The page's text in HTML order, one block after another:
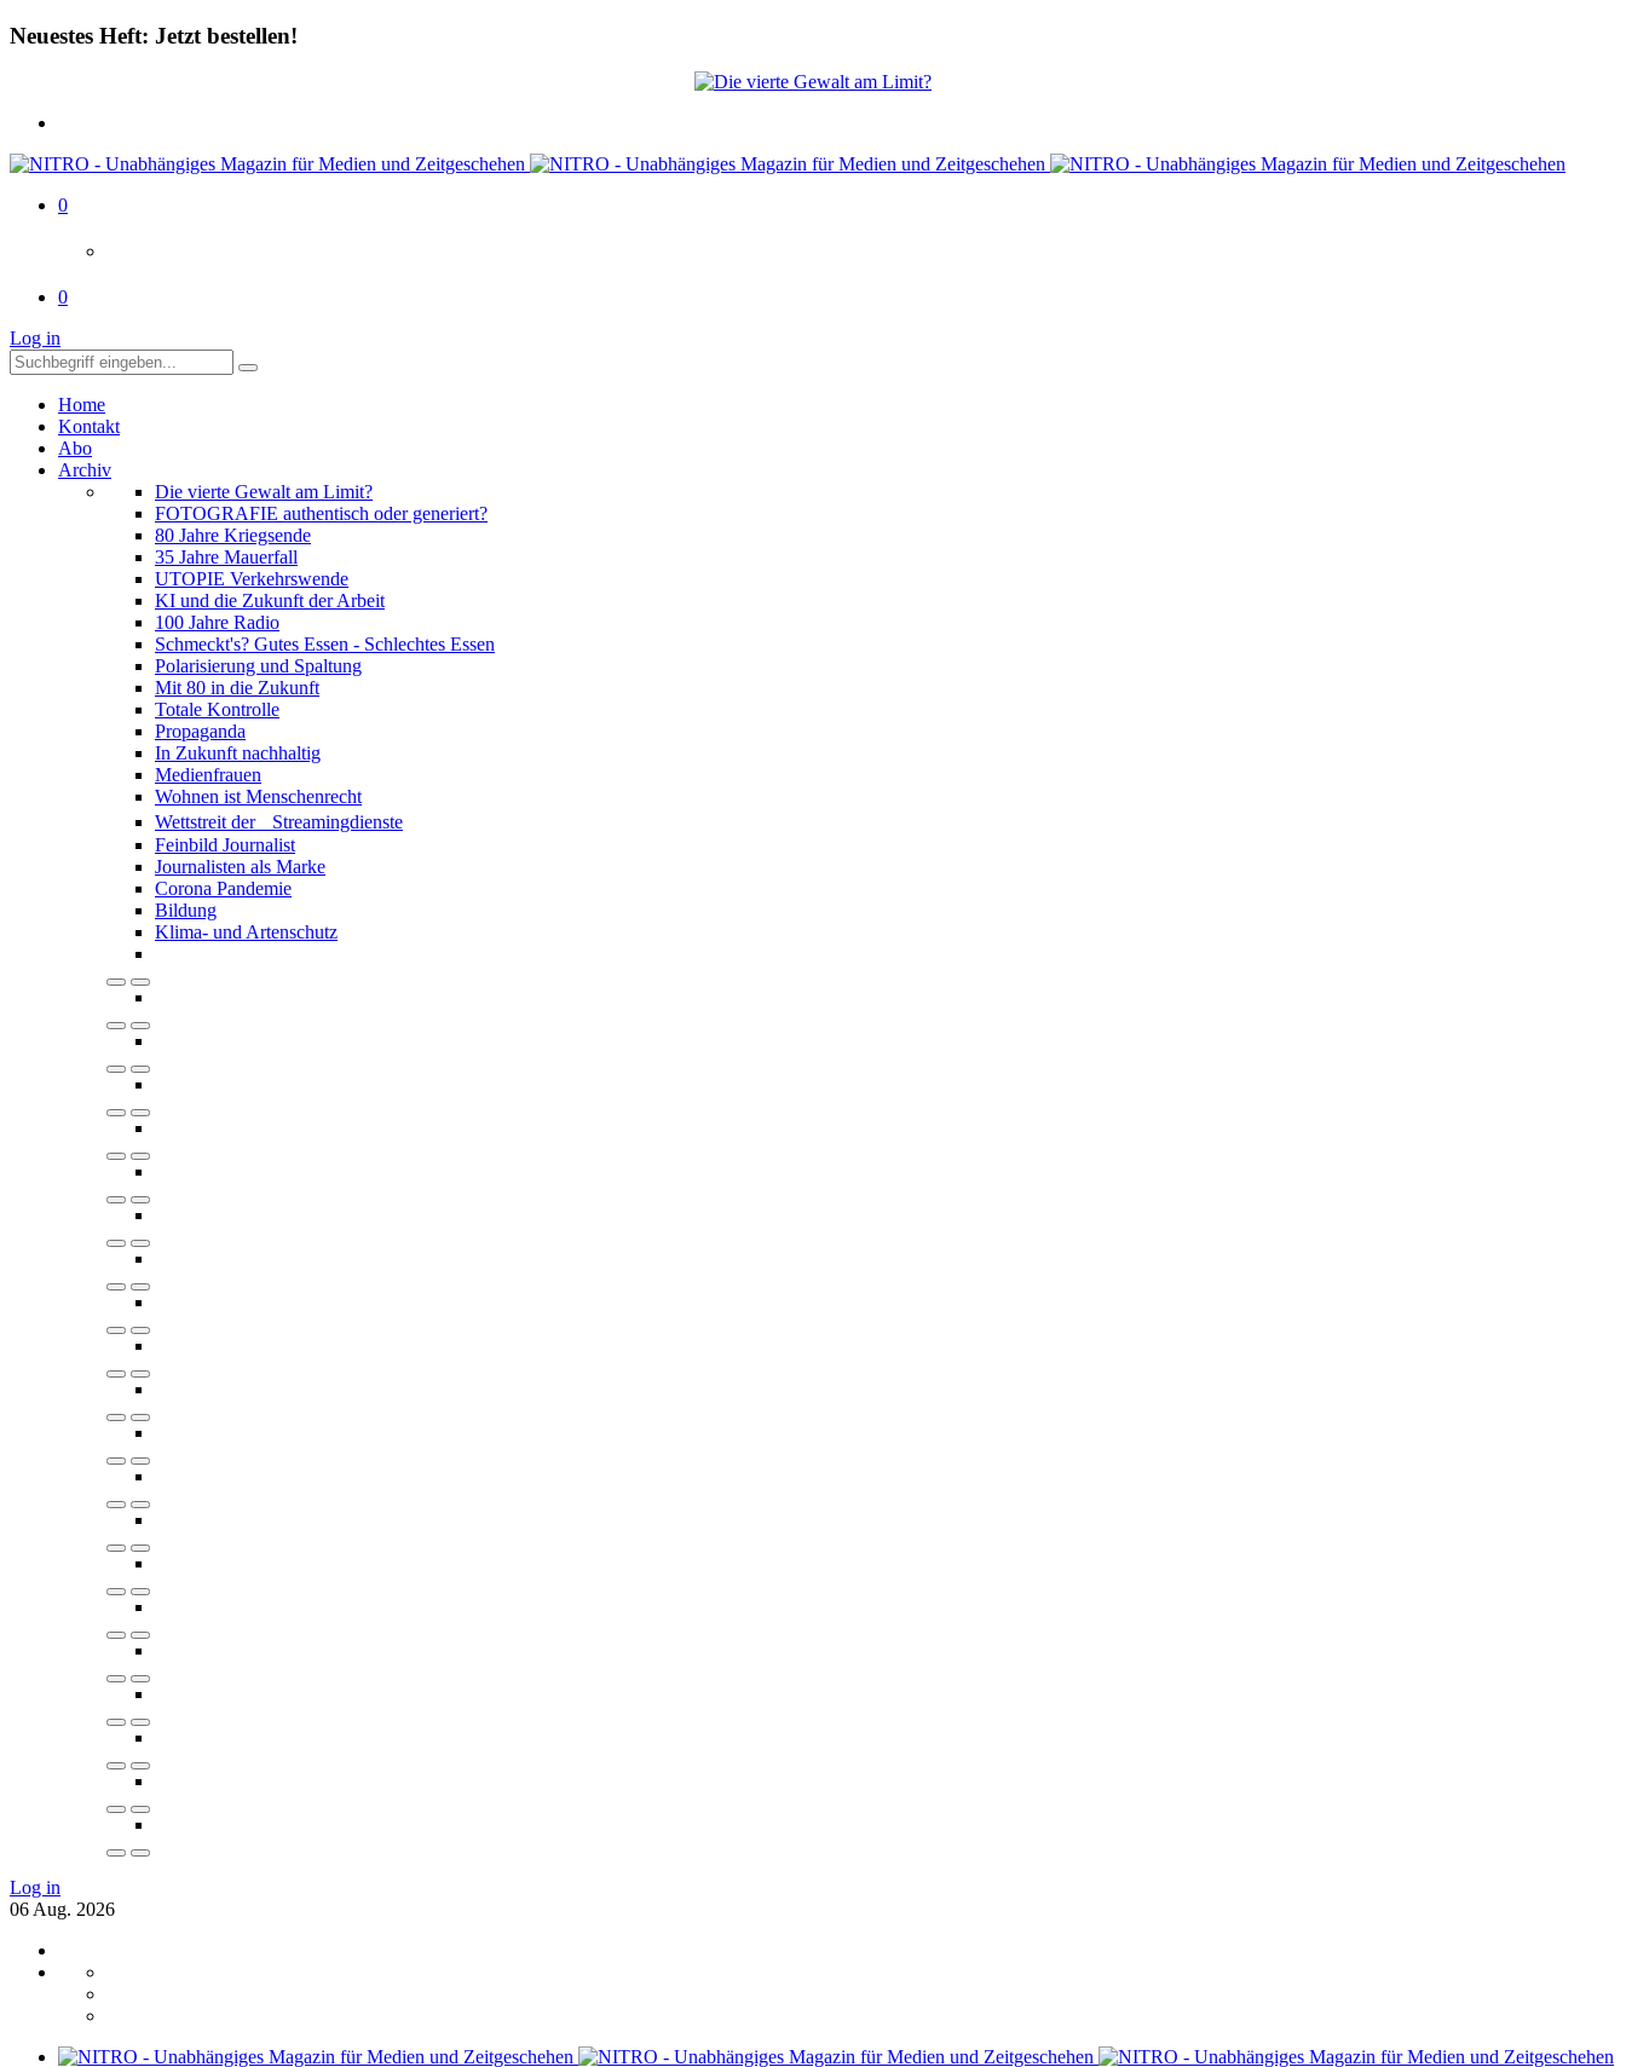
Neuestes Heft: Jetzt bestellen!
0
0
Log in
Home
Kontakt
Abo
Archiv
Die vierte Gewalt am Limit?
FOTOGRAFIE authentisch oder generiert?
80 Jahre Kriegsende
35 Jahre Mauerfall
UTOPIE Verkehrswende
KI und die Zukunft der Arbeit
100 Jahre Radio
Schmeckt's? Gutes Essen - Schlechtes Essen
Polarisierung und Spaltung
Mit 80 in die Zukunft
Totale Kontrolle
Propaganda
In Zukunft nachhaltig
Medienfrauen
Wohnen ist Menschenrecht
Wettstreit der Streamingdienste
Feinbild Journalist
Journalisten als Marke
Corona Pandemie
Bildung
Klima- und Artenschutz
Log in
06 Aug. 2026